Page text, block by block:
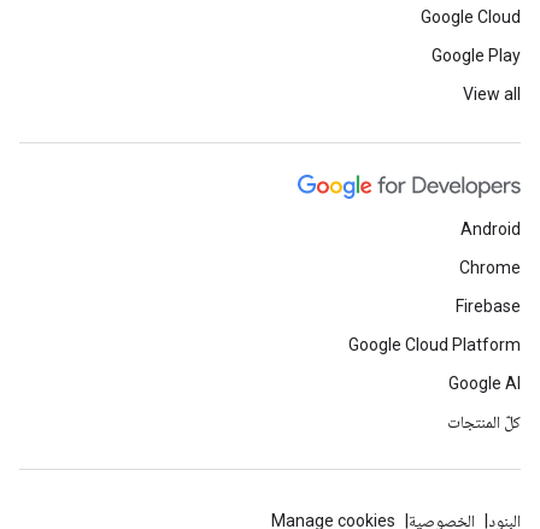
Google Cloud
Google Play
View all
Android
Chrome
Firebase
Google Cloud Platform
Google AI
كلّ المنتجات
البنود الخصوصية Manage cookies